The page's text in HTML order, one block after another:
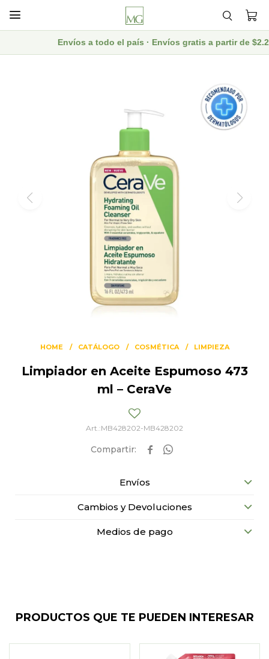

Envíos a todo el país · Envíos gratis a partir de
HOME CATÁLOGO COSMÉTICA LIMPIEZA
Limpiador en Aceite Espumoso 473
ml – CeraVe
MB428202-MB428202
 
Envíos
Cambios y Devoluciones
Medios de pago
PRODUCTOS QUE TE PUEDEN INTERESAR